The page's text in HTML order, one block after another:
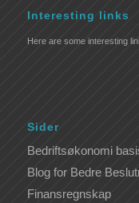
Interesting links
Here are some interesting
Sider
Bedriftsøkonomi
Blog for Bedre
Finansregnskap